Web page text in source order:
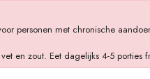
personen met chronische
en zout. Eet dagelijks 4-5 porties